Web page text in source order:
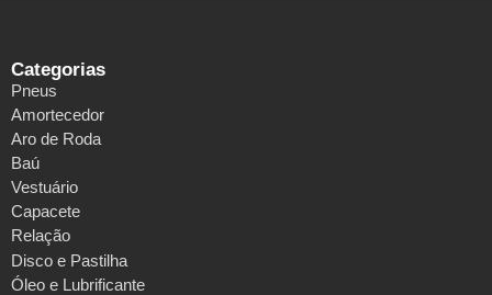
Categorias
Pneus
Amortecedor
Aro de Roda
Baú
Vestuário
Capacete
Relação
Disco e Pastilha
Óleo e Lubrificante